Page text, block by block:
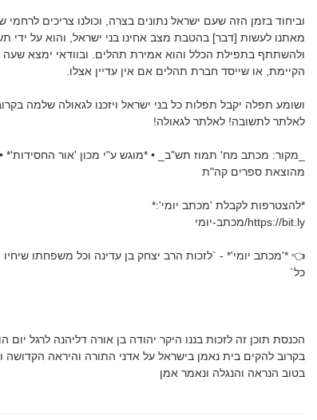
וביחוד בזמן הזה שעם ישראל נתונים בצרה, וכולנו צריכים
מאתנו לעשות [דבר] בהטבת מצב אחינו בני ישראל, והוא על ידי
ולהשתתף בתפילת הכלל והוא אמירת תהלים. ובוודאי ימצא
הקיימת, או שייסד חברת תהלים אם אין עדיין אצלו.
ושומע תפלה יקבל תפלות כל בני ישראל ויזכנו לגאולה שלמה
לאלתר לתשובה! לאלתר לגאולה!
_מקור: מכתב מח' תמוז תש"ב_ • *מוגש ע"י מכון 'אור
מהוצאת ספרים קה"ת
*להצטרפות לקבלת 'מכתב יומי':*
https://bit.ly/מכתב-יומי
👈 *'מכתב יומי'* - `לזכות הרב יצחק בן עדינה וכל משפחתו
כל`
הכנסת תוכן זה לזכות בננו היקר יהודה בן אורה דליהנה לרגל יום
בקרוב להקים בית נאמן בישראל על אדני התורה והיראה הקדושה
בטוב הנראה והנגלה ונאמר אמן